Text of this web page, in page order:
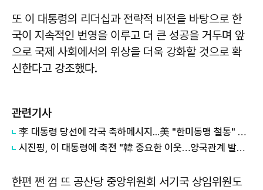
또 이 대통령의 리더십과 전략적 비전을 바탕으로 한
국이 지속적인 번영을 이루고 더 큰 성공을 거두며 앞
으로 국제 사회에서의 위상을 더욱 강화할 것으로 확
신한다고 강조했다.
관련기사
李 대통령 당선에 각국 축하메시지...美 "한미동맹 철통" 中 "중한관계 중시"
시진핑, 이 대통령에 축전 "韓 중요한 이웃…양국관계 발전 매우 중시"
한편 쩐 껌 뜨 공산당 중앙위원회 서기국 상임위원도